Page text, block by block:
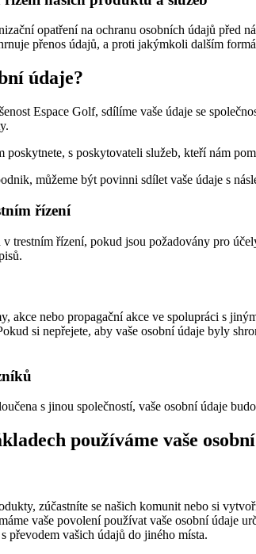
opatření na ochranu osobních údajů před
přenos údajů, a proti jakýmkoli dalším
údaje?
Espace Golf, sdílíme vaše údaje se
poskytnete, s poskytovateli služeb, kteří nám
můžeme být povinni sdílet vaše údaje s
řízení
trestním řízení, pokud jsou požadovány pro
akce nebo propagační akce ve spolupráci s
si nepřejete, aby vaše osobní údaje byly
s jinou společností, vaše osobní údaje
používáme vaše
zúčastníte se našich komunit nebo si
vaše povolení používat vaše osobní údaje
převodem vašich údajů do jiného místa.